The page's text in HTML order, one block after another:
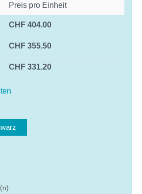
Preis pro Einheit
CHF 404.00
CHF 355.50
CHF 331.20